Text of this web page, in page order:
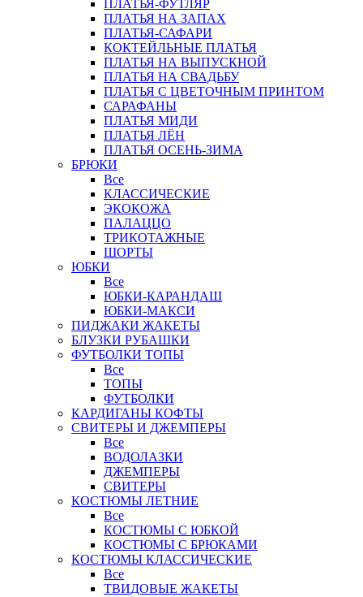
ПЛАТЬЯ-ФУТЛЯР
ПЛАТЬЯ НА ЗАПАХ
ПЛАТЬЯ-САФАРИ
КОКТЕЙЛЬНЫЕ ПЛАТЬЯ
ПЛАТЬЯ НА ВЫПУСКНОЙ
ПЛАТЬЯ НА СВАДЬБУ
ПЛАТЬЯ С ЦВЕТОЧНЫМ ПРИНТОМ
САРАФАНЫ
ПЛАТЬЯ МИДИ
ПЛАТЬЯ ЛЁН
ПЛАТЬЯ ОСЕНЬ-ЗИМА
БРЮКИ
Все
КЛАССИЧЕСКИЕ
ЭКОКОЖА
ПАЛАЦЦО
ТРИКОТАЖНЫЕ
ШОРТЫ
ЮБКИ
Все
ЮБКИ-КАРАНДАШ
ЮБКИ-МАКСИ
ПИДЖАКИ ЖАКЕТЫ
БЛУЗКИ РУБАШКИ
ФУТБОЛКИ ТОПЫ
Все
ТОПЫ
ФУТБОЛКИ
КАРДИГАНЫ КОФТЫ
СВИТЕРЫ И ДЖЕМПЕРЫ
Все
ВОДОЛАЗКИ
ДЖЕМПЕРЫ
СВИТЕРЫ
КОСТЮМЫ ЛЕТНИЕ
Все
КОСТЮМЫ С ЮБКОЙ
КОСТЮМЫ С БРЮКАМИ
КОСТЮМЫ КЛАССИЧЕСКИЕ
Все
ТВИДОВЫЕ ЖАКЕТЫ